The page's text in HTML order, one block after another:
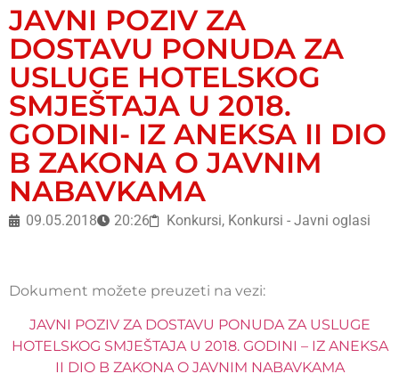
JAVNI POZIV ZA
DOSTAVU PONUDA ZA
USLUGE HOTELSKOG
SMJEŠTAJA U 2018.
GODINI- IZ ANEKSA II DIO
B ZAKONA O JAVNIM
NABAVKAMA
09.05.2018 20:26 Konkursi, Konkursi - Javni oglasi
Dokument možete preuzeti na vezi:
JAVNI POZIV ZA DOSTAVU PONUDA ZA USLUGE
HOTELSKOG SMJEŠTAJA U 2018. GODINI – IZ ANEKSA
II DIO B ZAKONA O JAVNIM NABAVKAMA